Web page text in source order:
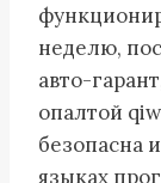
неделю,
авто-
опалтой
безопасна
языках